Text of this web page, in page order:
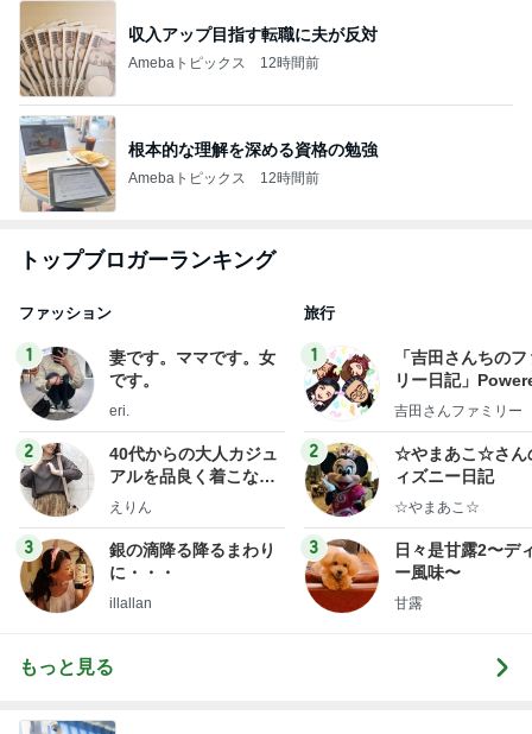
収入アップ目指す転職に夫が反対
Amebaトピックス 12時間前
根本的な理解を深める資格の勉強
Amebaトピックス 12時間前
トップブロガーランキング
ファッション
1
妻です。ママです。女
です。
eri.
2
40代からの大人カジュ
アルを品良く着こなす
ファッションブログ
えりん
3
銀の滴降る降るまわり
に・・・
illallan
旅行
1
「吉田さんちの
リー日記」
y Ameba 吉田さ
ログ
吉田さんファミリー
2
☆やまあこ☆さん
ィズニー日記
☆やまあこ☆
3
日々是甘露2〜デ
ー風味〜
甘露
もっと見る